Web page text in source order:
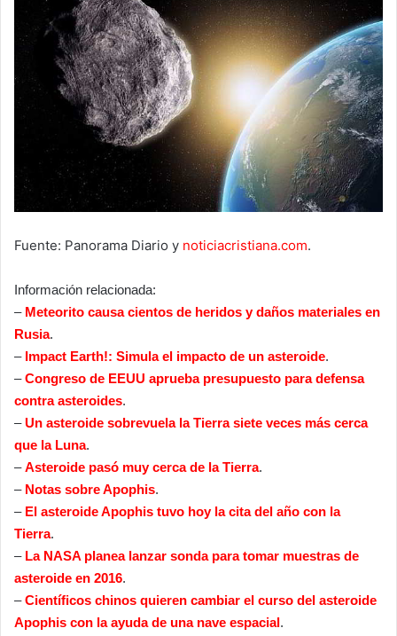
Fuente: Panorama Diario y noticiacristiana.com.
Información relacionada:
– Meteorito causa cientos de heridos y daños materiales en
Rusia.
– Impact Earth!: Simula el impacto de un asteroide.
–Congreso de EEUU aprueba presupuesto para defensa
contra asteroides.
–Un asteroide sobrevuela la Tierra siete veces más cerca
que la Luna.
–Asteroide pasó muy cerca de la Tierra.
– Notas sobre Apophis.
– El asteroide Apophis tuvo hoy la cita del año con la
Tierra.
– La NASA planea lanzar sonda para tomar muestras de
asteroide en 2016.
–Científicos chinos quieren cambiar el curso del asteroide
Apophis con la ayuda de una nave espacial.